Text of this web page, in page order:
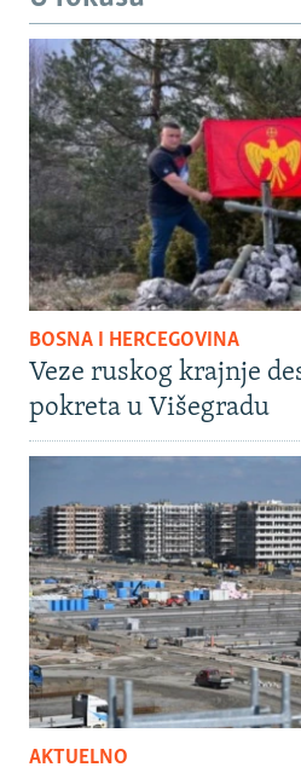
BOSNA I HERCEGOVINA
Veze ruskog krajnje
pokreta u Višegradu
AKTUELNO